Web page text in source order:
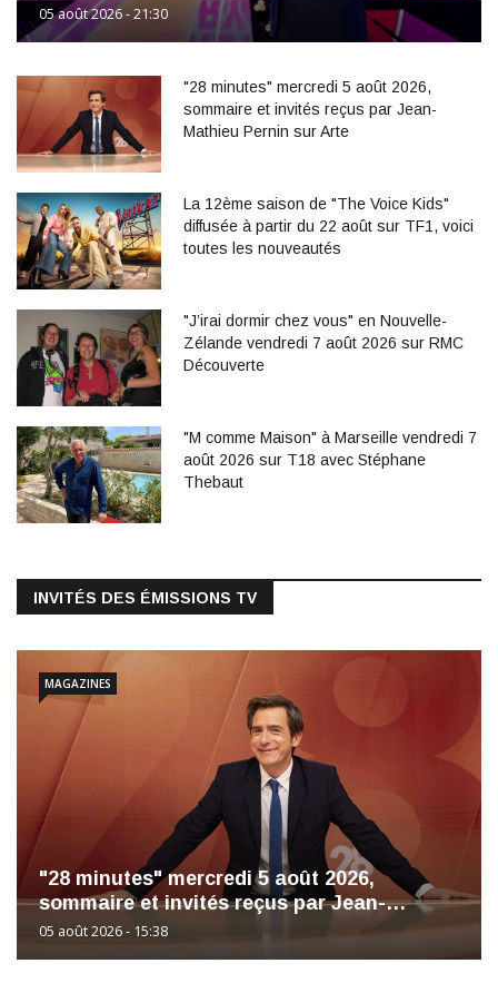
05 août 2026 - 21:30
"28 minutes" mercredi 5 août 2026,
sommaire et invités reçus par Jean-
Mathieu Pernin sur Arte
La 12ème saison de "The Voice Kids"
diffusée à partir du 22 août sur TF1, voici
toutes les nouveautés
"J’irai dormir chez vous" en Nouvelle-
Zélande vendredi 7 août 2026 sur RMC
Découverte
"M comme Maison" à Marseille vendredi 7
août 2026 sur T18 avec Stéphane
Thebaut
INVITÉS DES ÉMISSIONS TV
"28 minutes" mercredi 5 août 2026,
sommaire et invités reçus par Jean-…
05 août 2026 - 15:38
MAGAZINES